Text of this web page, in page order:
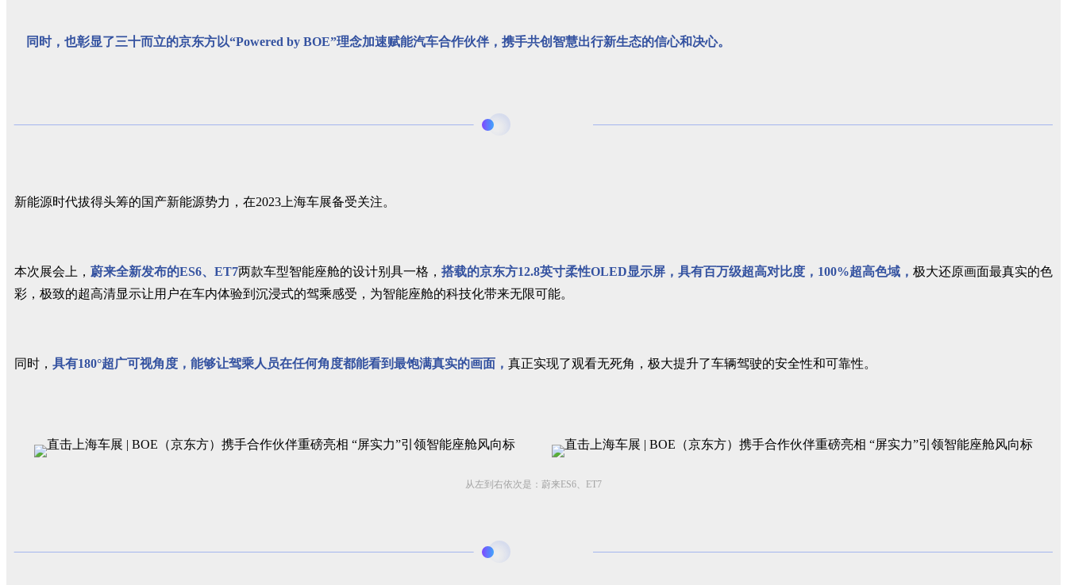
同时，也彰显了三十而立的京东方以“Powered by BOE”理念加速赋能汽车合作伙伴，携手共创智慧出行新生态的信心和决心。
新能源时代拔得头筹的国产新能源势力，在2023上海车展备受关注。
本次展会上， 蔚来全新发布的ES6、ET7两款车型智能座舱的设计别具一格， 搭载的京东方12.8英寸柔性OLED显示屏，具有百万级超高对比度，100%超高色域， 极大还原画面最真实的色
彩，极致的超高清显示让用户在车内体验到沉浸式的驾乘感受，为智能座舱的科技化带来无限可能。
同时， 具有180°超广可视角度，能够让驾乘人员在任何角度都能看到最饱满真实的画面， 真正实现了观看无死角，极大提升了车辆驾驶的安全性和可靠性。
从左到右依次是：蔚来ES6、ET7